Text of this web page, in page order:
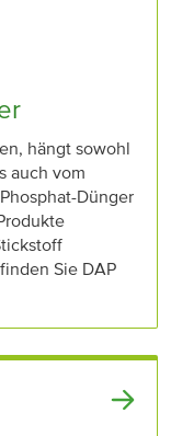
hängt sowohl
auch vom
Dünger
Sie DAP